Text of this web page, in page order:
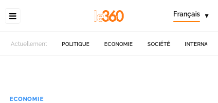
Français ▾
Actuellement POLITIQUE ECONOMIE SOCIÉTÉ
ECONOMIE